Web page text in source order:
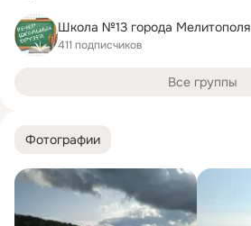
Фотографии
Школа №13 города Мелитополя
411 подписчиков
Все группы